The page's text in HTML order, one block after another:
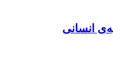
انسانی